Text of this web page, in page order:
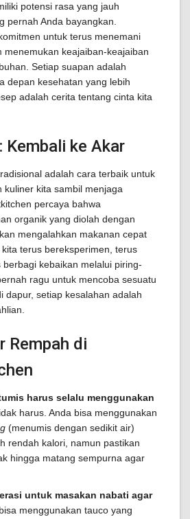
potensi rasa yang jauh
pernah Anda bayangkan.
untuk terus menemani
menemukan keajaiban-keajaiban
Setiap suapan adalah
depan kesehatan yang lebih
adalah cerita tentang cinta kita
Kembali ke Akar
adalah cara terbaik untuk
kuliner kita sambil menjaga
percaya bahwa
organik yang diolah dengan
mengalahkan makanan cepat
terus bereksperimen, terus
kebaikan melalui piring-
ragu untuk mencoba sesuatu
dapur, setiap kesalahan adalah
Rempah di
harus selalu menggunakan
harus. Anda bisa menggunakan
(menumis dengan sedikit air)
rendah kalori, namun pastikan
hingga matang sempurna agar
untuk masakan nabati agar
menggunakan tauco yang